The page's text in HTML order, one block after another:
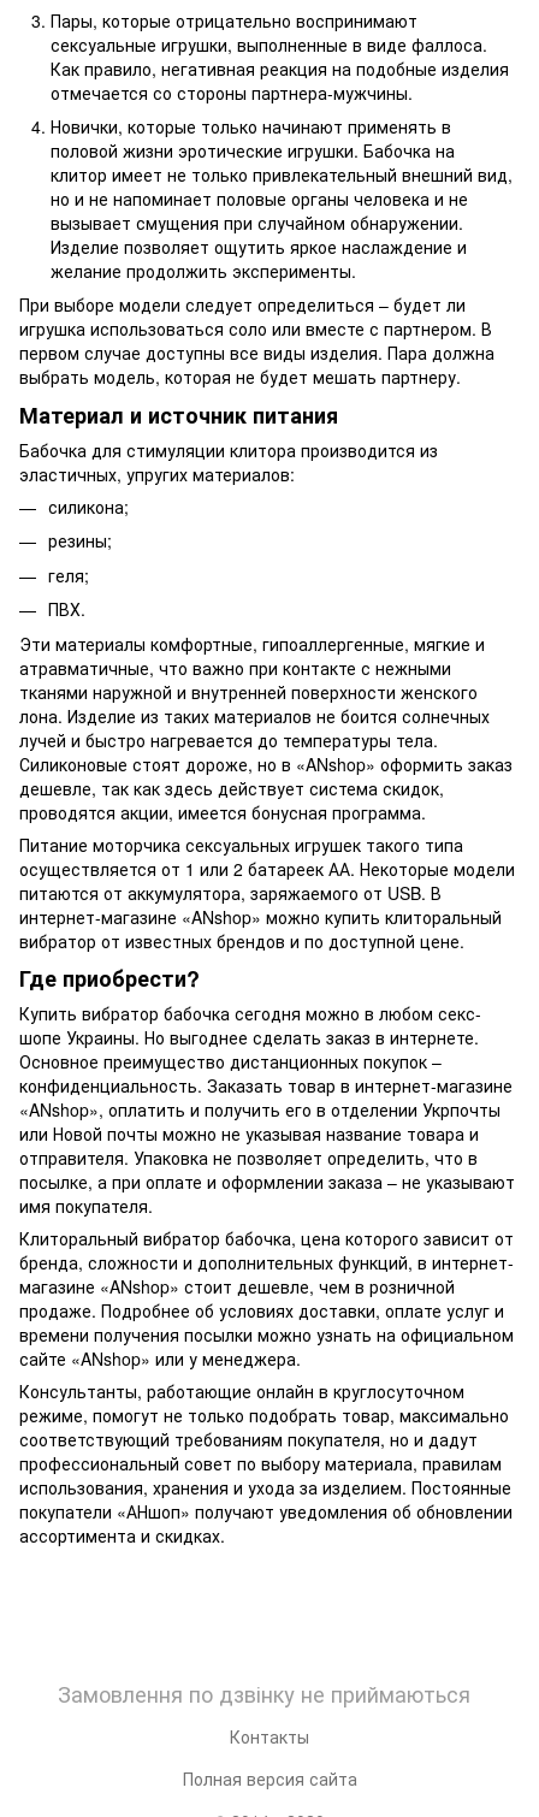
Пары, которые отрицательно воспринимают
сексуальные игрушки, выполненные в виде фаллоса.
Как правило, негативная реакция на подобные изделия
отмечается со стороны партнера-мужчины.
Новички, которые только начинают применять в
половой жизни эротические игрушки. Бабочка на
клитор имеет не только привлекательный внешний вид,
но и не напоминает половые органы человека и не
вызывает смущения при случайном обнаружении.
Изделие позволяет ощутить яркое наслаждение и
желание продолжить эксперименты.
При выборе модели следует определиться – будет ли
игрушка использоваться соло или вместе с партнером. В
первом случае доступны все виды изделия. Пара должна
выбрать модель, которая не будет мешать партнеру.
Материал и источник питания
Бабочка для стимуляции клитора производится из
эластичных, упругих материалов:
силикона;
резины;
геля;
ПВХ.
Эти материалы комфортные, гипоаллергенные, мягкие и
атравматичные, что важно при контакте с нежными
тканями наружной и внутренней поверхности женского
лона. Изделие из таких материалов не боится солнечных
лучей и быстро нагревается до температуры тела.
Силиконовые стоят дороже, но в «ANshop» оформить заказ
дешевле, так как здесь действует система скидок,
проводятся акции, имеется бонусная программа.
Питание моторчика сексуальных игрушек такого типа
осуществляется от 1 или 2 батареек АА. Некоторые модели
питаются от аккумулятора, заряжаемого от USB. В
интернет-магазине «ANshop» можно купить клиторальный
вибратор от известных брендов и по доступной цене.
Где приобрести?
Купить вибратор бабочка сегодня можно в любом секс-
шопе Украины. Но выгоднее сделать заказ в интернете.
Основное преимущество дистанционных покупок –
конфиденциальность. Заказать товар в интернет-магазине
«ANshop», оплатить и получить его в отделении Укрпочты
или Новой почты можно не указывая название товара и
отправителя. Упаковка не позволяет определить, что в
посылке, а при оплате и оформлении заказа – не указывают
имя покупателя.
Клиторальный вибратор бабочка, цена которого зависит от
бренда, сложности и дополнительных функций, в интернет-
магазине «ANshop» стоит дешевле, чем в розничной
продаже. Подробнее об условиях доставки, оплате услуг и
времени получения посылки можно узнать на официальном
сайте «ANshop» или у менеджера.
Консультанты, работающие онлайн в круглосуточном
режиме, помогут не только подобрать товар, максимально
соответствующий требованиям покупателя, но и дадут
профессиональный совет по выбору материала, правилам
использования, хранения и ухода за изделием. Постоянные
покупатели «АНшоп» получают уведомления об обновлении
ассортимента и скидках.
Замовлення по дзвінку не приймаються
Контакты
Полная версия сайта